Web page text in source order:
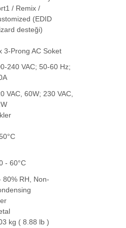
/ Remix /
(EDID
desteği)
3-Prong AC Soket
240 VAC; 50-60 Hz;
VAC, 60W; 230 VAC,
- 60°C
80% RH, Non-
kg ( 8.88 lb )